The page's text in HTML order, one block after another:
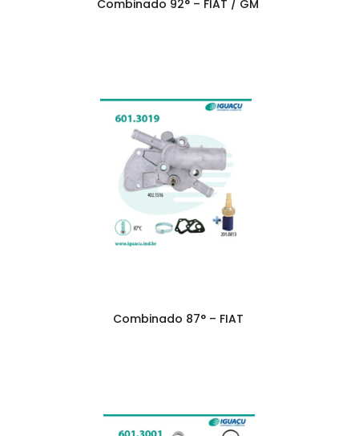
Combinado 92° – FIAT / GM
Combinado 87° – FIAT